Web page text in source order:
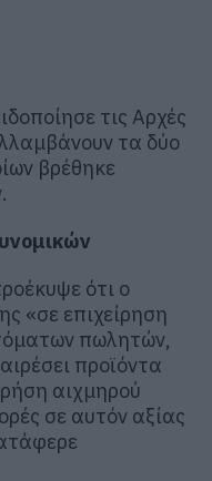
τις Αρχές
τα δύο
βρέθηκε
ότι ο
«σε επιχείρηση
πωλητών,
προϊόντα
αιχμηρού
σε αυτόν αξίας